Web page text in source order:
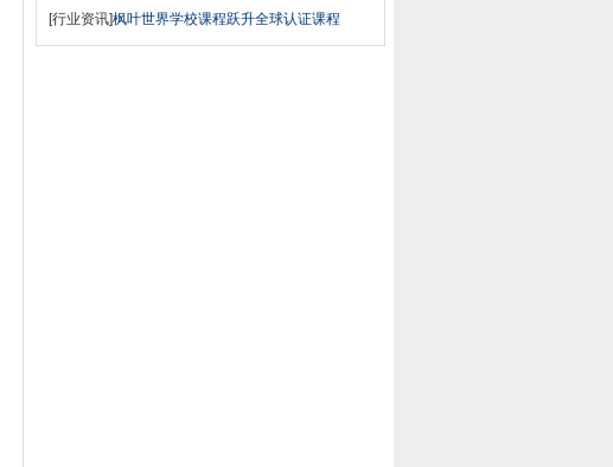
[行业资讯]枫叶世界学校课程跃升全球认证课程